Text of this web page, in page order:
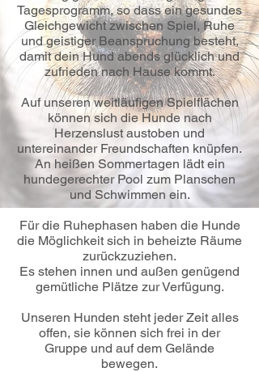
Tagesprogramm, so dass ein gesundes
Gleichgewicht zwischen Spiel, Ruhe
und geistiger Beanspruchung besteht,
damit dein Hund abends glücklich und
zufrieden nach Hause kommt.
Auf unseren weitläufigen Spielflächen
können sich die Hunde nach
Herzenslust austoben und
untereinander Freundschaften knüpfen.
An heißen Sommertagen lädt ein
hundegerechter Pool zum Planschen
und Schwimmen ein.
Für die Ruhephasen haben die Hunde
die Möglichkeit sich in beheizte Räume
zurückzuziehen.
Es stehen innen und außen genügend
gemütliche Plätze zur Verfügung.
Unseren Hunden steht jeder Zeit alles
offen, sie können sich frei in der
Gruppe und auf dem Gelände
bewegen.